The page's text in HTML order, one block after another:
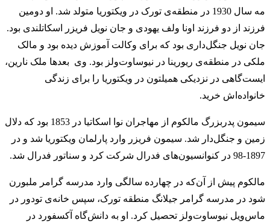
مه سال 1930 در منطقه‌ی تورک در ویکتوریا متولد شد. او دومین
فرزند از دو فرزند اونا ولف یهودی و جان نویل فریزر اسکاتلندی بود.
جان نویل جنگل‌داری بود که برای وکالت آموزش دیده بود و مالک
ملکی در منطقه‌ی ریورینا در نیوساوت‌ولز بود. وی بعدها ملک نارین،
ایست‌گاهی در نزدیکی همیلتون در ویکتوریا را برای زندگی
خانواده‌اش خرید.
سیمون پدربزرگ مالکوم از مهاجران نوا اسکاتیا در 1853 بود که دلال
زمین و جنگل‌دار شد. سیمون فریزر وارد پارلمان ویکتوریا شد و در
1897-98 در کنوانسیون‌های فدرال شرکت کرد و سناتور فدرال شد.
مالکوم پیش از آن‌که در چهارده سالگی وارد مدرسه گرامر ملبورن
شود در مدرسه گرامر جیلانگ منطقه تورک، سپس خانه‌ی تودور در
ماس‌ویل نیوساوت‌ولز تحصیل کرد. او به دانش‌گاه آکسفورد در